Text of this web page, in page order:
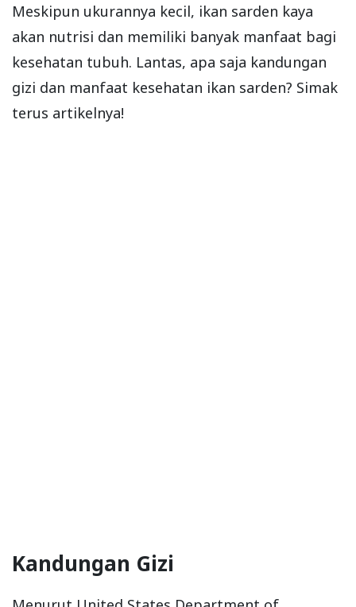
Meskipun ukurannya kecil, ikan sarden kaya
akan nutrisi dan memiliki banyak manfaat bagi
kesehatan tubuh. Lantas, apa saja kandungan
gizi dan manfaat kesehatan ikan sarden? Simak
terus artikelnya!
Kandungan Gizi